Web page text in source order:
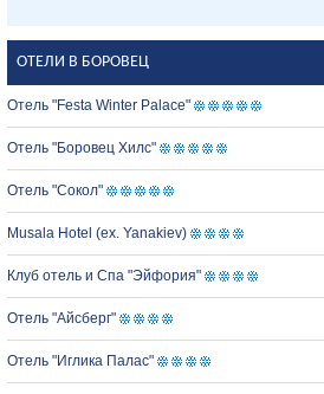
ОТЕЛИ В БОРОВЕЦ
Отель "Festa Winter Palace"
Отель "Боровец Хилс"
Отель "Сокол"
Musala Hotel (ex. Yanakiev)
Клуб отель и Спа "Эйфория"
Отель "Айсберг"
Отель "Иглика Палас"